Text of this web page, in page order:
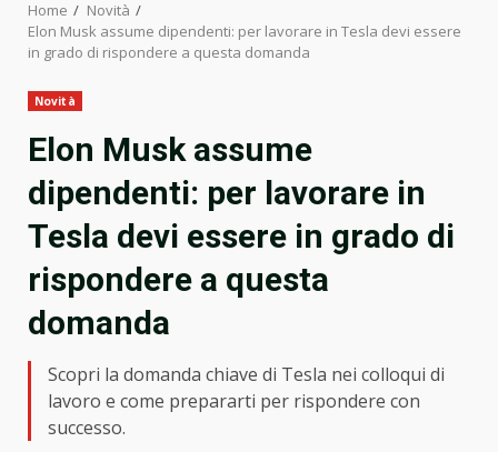
Home
Novità
Elon Musk assume dipendenti: per lavorare in Tesla devi essere
in grado di rispondere a questa domanda
Novità
Elon Musk assume
dipendenti: per lavorare in
Tesla devi essere in grado di
rispondere a questa
domanda
Scopri la domanda chiave di Tesla nei colloqui di
lavoro e come prepararti per rispondere con
successo.